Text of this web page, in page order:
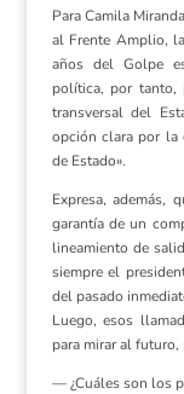
Para Camila
al Frente Amplio,
años del Golpe
política, por tanto,
transversal del
opción clara por la
de Estado».
Expresa, además,
garantía de un
lineamiento de
siempre el
del pasado
Luego, esos
para mirar al
— ¿Cuáles son los